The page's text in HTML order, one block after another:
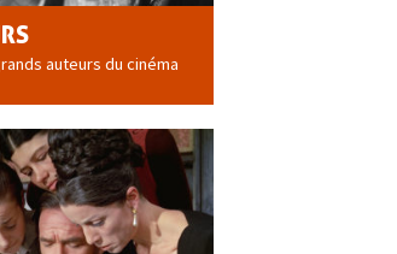
auteurs du cinéma